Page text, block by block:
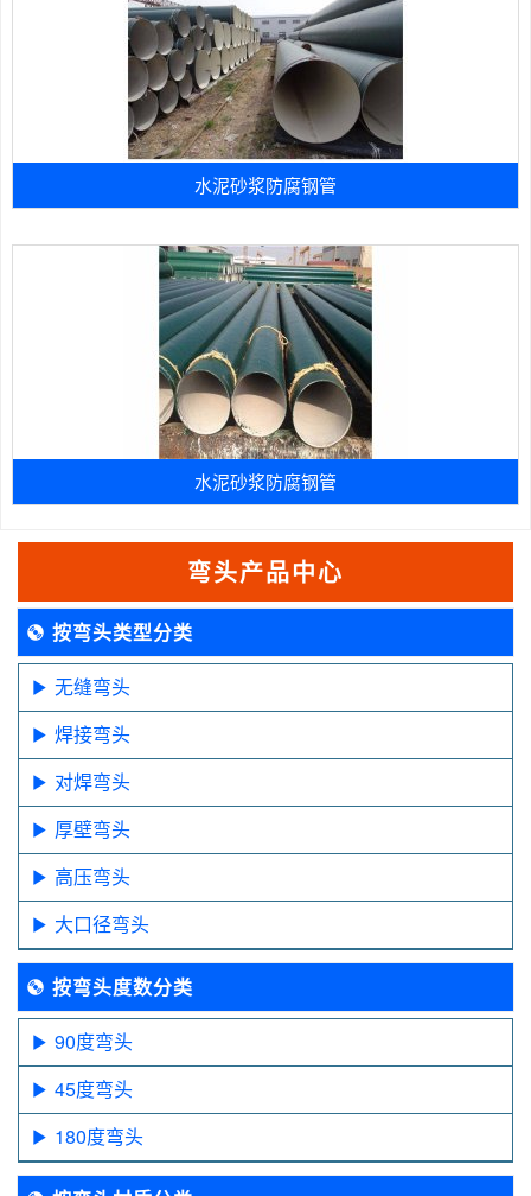
水泥砂浆防腐钢管
水泥砂浆防腐钢管
弯头产品中心
按弯头类型分类
无缝弯头
焊接弯头
对焊弯头
厚壁弯头
高压弯头
大口径弯头
按弯头度数分类
90度弯头
45度弯头
180度弯头